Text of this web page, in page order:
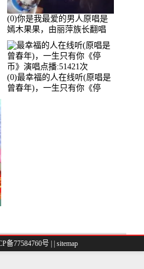
(0)你是我最爱的男人原唱是
嫣木果果，由丽萍族长翻唱
(播放:56258)
(0)最幸福的人在线听(原唱是
曾春年)，一生只有你《停
备77584760号 | | sitemap